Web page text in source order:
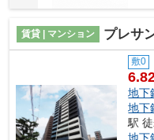
賃貸 | マンション プレサン
敷0
地下
地下
駅